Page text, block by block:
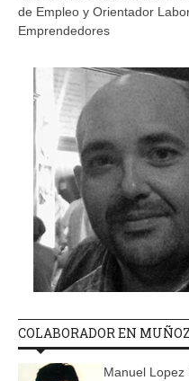
de Empleo y Orientador
Emprendedores
COLABORADOR EN
Manuel Lopez